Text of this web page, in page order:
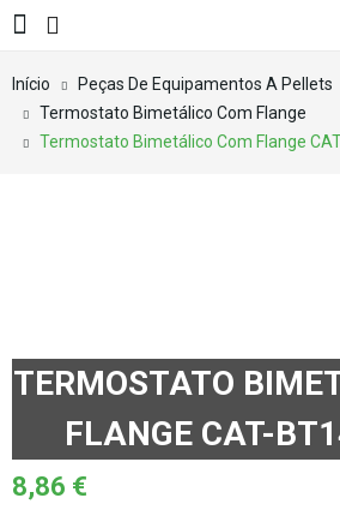
Início Peças De Equipamentos A Pellets
Termostato Bimetálico Com Flange
Termostato Bimetálico Com Flange
TERMOSTATO
FLANGE CAT-
8,86 €